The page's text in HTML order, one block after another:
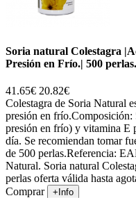
Soria natural Colestagra
Presión en Frío.| 500 perlas.
41.65€ 20.82€
Colestagra de Soria Natural
presión en frío.Composición:
presión en frío) y vitamina E
día. Se recomiendan tomar
de 500 perlas.Referencia:
Natural. Soria natural
perlas oferta válida hasta
Comprar
+Info